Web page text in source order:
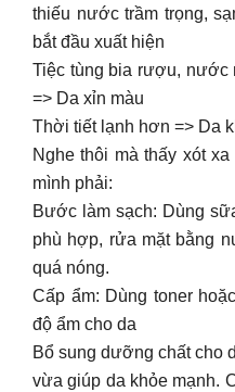
thiếu nước trầm trọng,
bắt đầu xuất hiện
Tiệc tùng bia rượu, nước
=> Da xỉn màu
Thời tiết lạnh hơn => Da
Nghe thôi mà thấy xót
mình phải:
Bước làm sạch: Dùng
phù hợp, rửa mặt bằng
quá nóng.
Cấp ẩm: Dùng toner
độ ẩm cho da
Bổ sung dưỡng chất cho
vừa giúp da khỏe mạnh.